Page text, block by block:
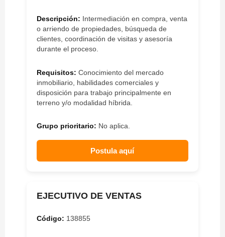
Descripción: Intermediación en compra, venta
o arriendo de propiedades, búsqueda de
clientes, coordinación de visitas y asesoría
durante el proceso.
Requisitos: Conocimiento del mercado
inmobiliario, habilidades comerciales y
disposición para trabajo principalmente en
terreno y/o modalidad híbrida.
Grupo prioritario: No aplica.
Postula aquí
EJECUTIVO DE VENTAS
Código: 138855